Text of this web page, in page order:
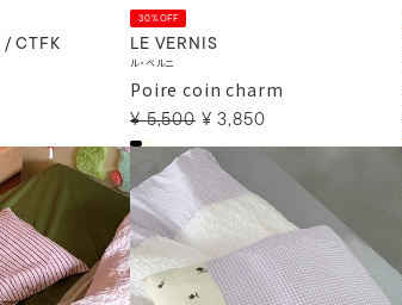
/ CTFK
30%OFF
LE VERNIS
ル・ベルニ
Poire coin charm
¥ 5,500 ¥ 3,850